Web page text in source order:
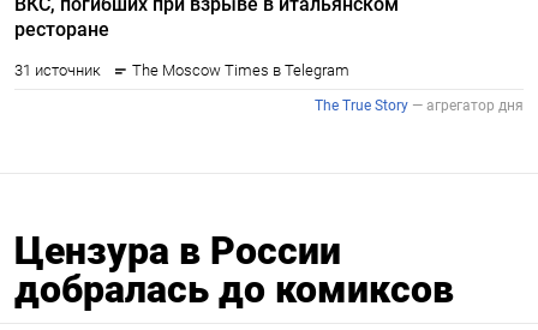
Цензура в России
добралась до комиксов